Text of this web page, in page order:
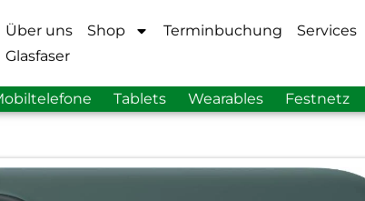
Über uns Shop Terminbuchung Services
Glasfaser
Tablets Wearables Festnetz